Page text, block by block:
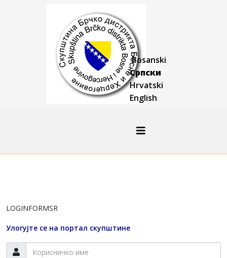
Bosanski
Српски
Hrvatski
English
LOGINFORMSR
Улогујте се на портал скупштине